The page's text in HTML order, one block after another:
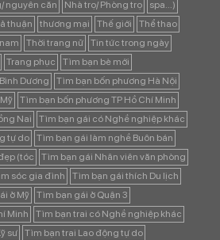
nguyên căn Nhà trọ/ Phòng trọ
spa...)
thuận thương mại Thế giới
Thể thao
Thời trang nữ
Tin tức trong ngày
Trang phục
Tìm bạn bè mới
Dương
Tìm bạn bốn phương Hà Nội
Tìm bạn bốn phương TP Hồ Chí Minh
Nai
Tìm bạn gái có Nghề nghiệp khác
tự do
Tìm bạn gái làm nghề Buôn bán
(tóc
Tìm bạn gái Nhân viên văn phòng
sóc gia đình
Tìm bạn gái thích Du lịch
ở Mỹ
Tìm bạn gái ở Quận 3
Minh
Tìm bạn trai có Nghề nghiệp khác
sư
Tìm bạn trai Lao động tự do